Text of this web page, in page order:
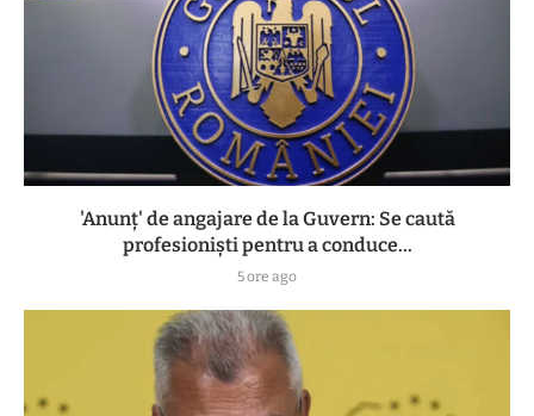
'Anunț' de angajare de la Guvern: Se caută
profesioniști pentru a conduce...
5 ore ago